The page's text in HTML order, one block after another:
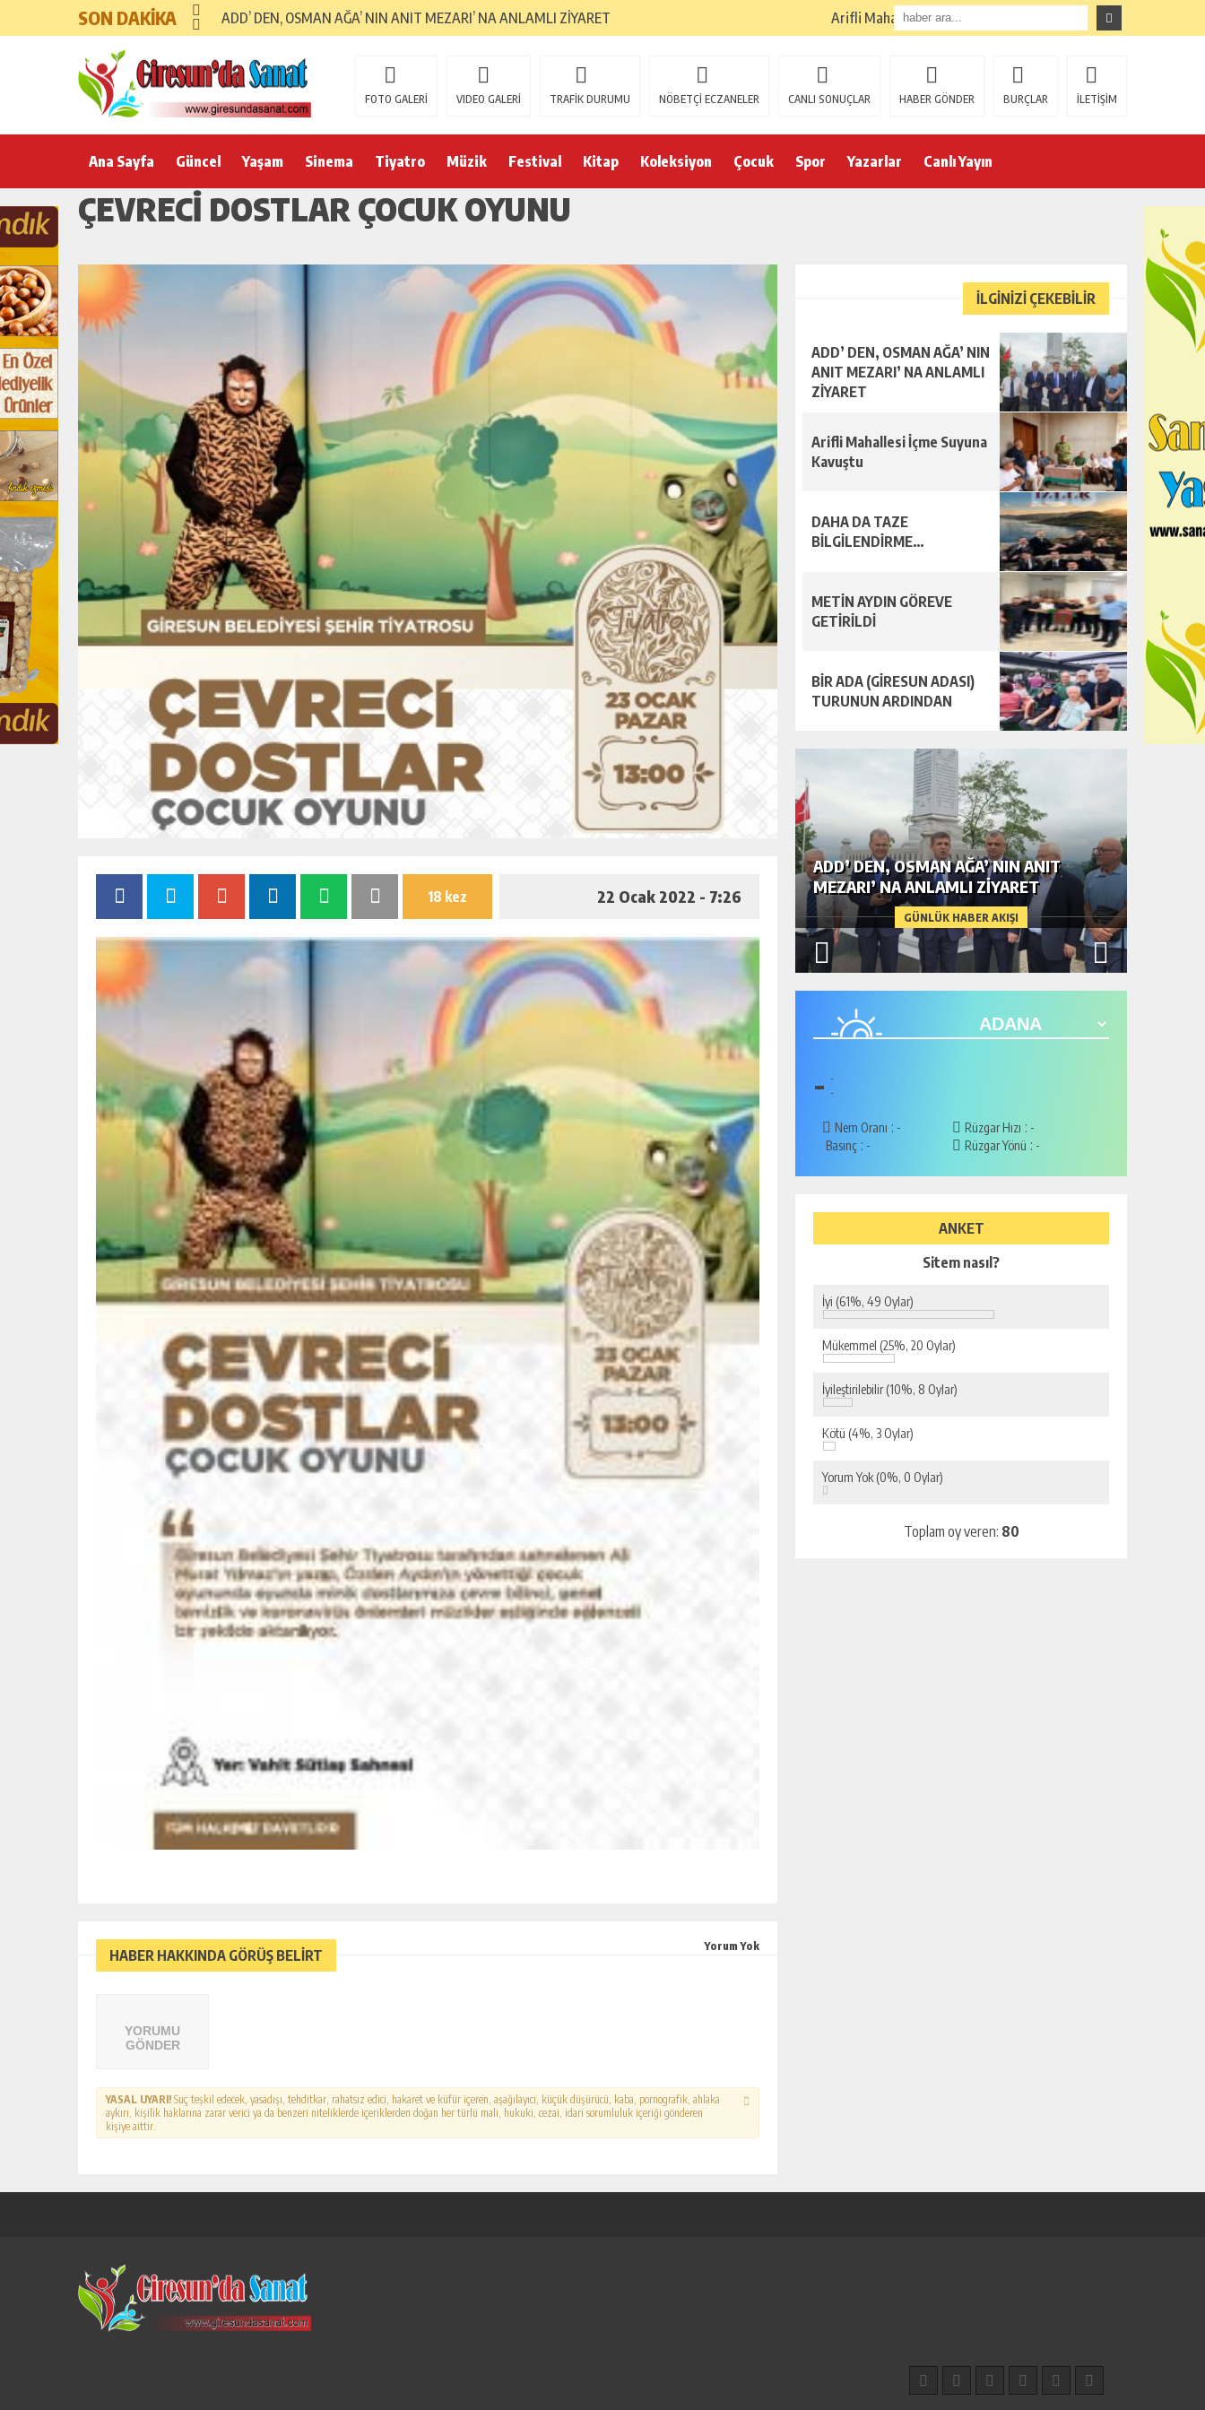
SON DAKİKA ADD’ DEN, OSMAN AĞA’ NIN ANIT MEZARI’ NA ANLAMLI ZİYARET Arifli Mahallesi İçme Suyuna Kavuştu
FOTO GALERİ VIDEO GALERİ TRAFİK DURUMU NÖBETÇİ ECZANELER CANLI SONUÇLAR HABER GÖNDER BURÇLAR İLETİŞİM
Ana Sayfa Güncel Yaşam Sinema Tiyatro Müzik Festival Kitap Koleksiyon Çocuk Spor Yazarlar Canlı Yayın
ÇEVRECİ DOSTLAR ÇOCUK OYUNU
18 kez 22 Ocak 2022 - 7:26
HABER HAKKINDA GÖRÜŞ BELİRT
Yorum Yok
YORUMU
GÖNDER
YASAL UYARI! Suç teşkil edecek, yasadışı, tehditkar, rahatsız edici, hakaret ve küfür içeren, aşağılayıcı, küçük düşürücü, kaba, pornografik, ahlaka
aykırı, kişilik haklarına zarar verici ya da benzeri niteliklerde içeriklerden doğan her türlü mali, hukuki, cezai, idari sorumluluk içeriği gönderen
kişiye aittir.
İLGİNİZİ ÇEKEBİLİR
ADD’ DEN, OSMAN AĞA’ NIN
ANIT MEZARI’ NA ANLAMLI
ZİYARET
Arifli Mahallesi İçme Suyuna
Kavuştu
DAHA DA TAZE
BİLGİLENDİRME…
METİN AYDIN GÖREVE
GETİRİLDİ
BİR ADA (GİRESUN ADASI)
TURUNUN ARDINDAN
GÜNLÜK HABER AKIŞI
ADD’ DEN, OSMAN AĞA’ NIN ANIT
MEZARI’ NA ANLAMLI ZİYARET
- -
-
Nem Oranı : -
Basınç : -
Rüzgar Hızı : -
Rüzgar Yönü : -
ANKET
Sitem nasıl?
İyi (61%, 49 Oylar)
Mükemmel (25%, 20 Oylar)
İyileştirilebilir(10%, 8 Oylar)
Kötü (4%, 3 Oylar)
Yorum Yok (0%, 0 Oylar)
Toplam oy veren: 80